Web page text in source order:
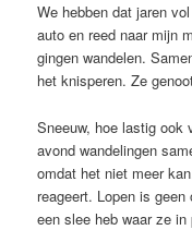
We hebben dat jaren
auto en reed naar mijn
gingen wandelen.
het knisperen. Ze
Sneeuw, hoe lastig ook
avond wandelingen
omdat het niet meer
reageert. Lopen is
een slee heb waar ze in